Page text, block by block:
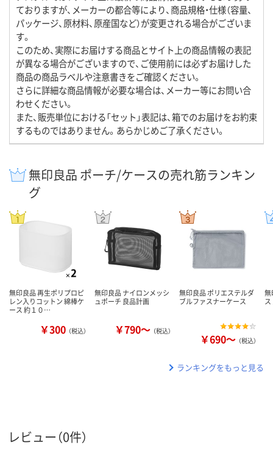
ておりますが、メーカーの都合等により、商品規格・仕様（容量、
パッケージ、原材料、原産国など）が変更される場合がございま
す。
このため、実際にお届けする商品とサイト上の商品情報の表記
が異なる場合がございますので、ご使用前には必ずお届けした
商品の商品ラベルや注意書きをご確認ください。
さらに詳細な商品情報が必要な場合は、メーカー等にお問い合
わせください。
また、販売単位における「セット」表記は、箱でのお届けをお約束
するものではありません。あらかじめご了承ください。
無印良品 ポーチ/ケースの売れ筋ランキン
グ
無印良品 再生ポリプロピ
レン入りコットン 綿棒ケ
ース 約１０…
￥300 （税込）
無印良品 ナイロンメッシ
ュポーチ 良品計画
￥790～ （税込）
無印良品 ポリエステルダ
ブルファスナーケース
￥690～ （税込）
無
ランキングをもっと見る
レビュー（0件）